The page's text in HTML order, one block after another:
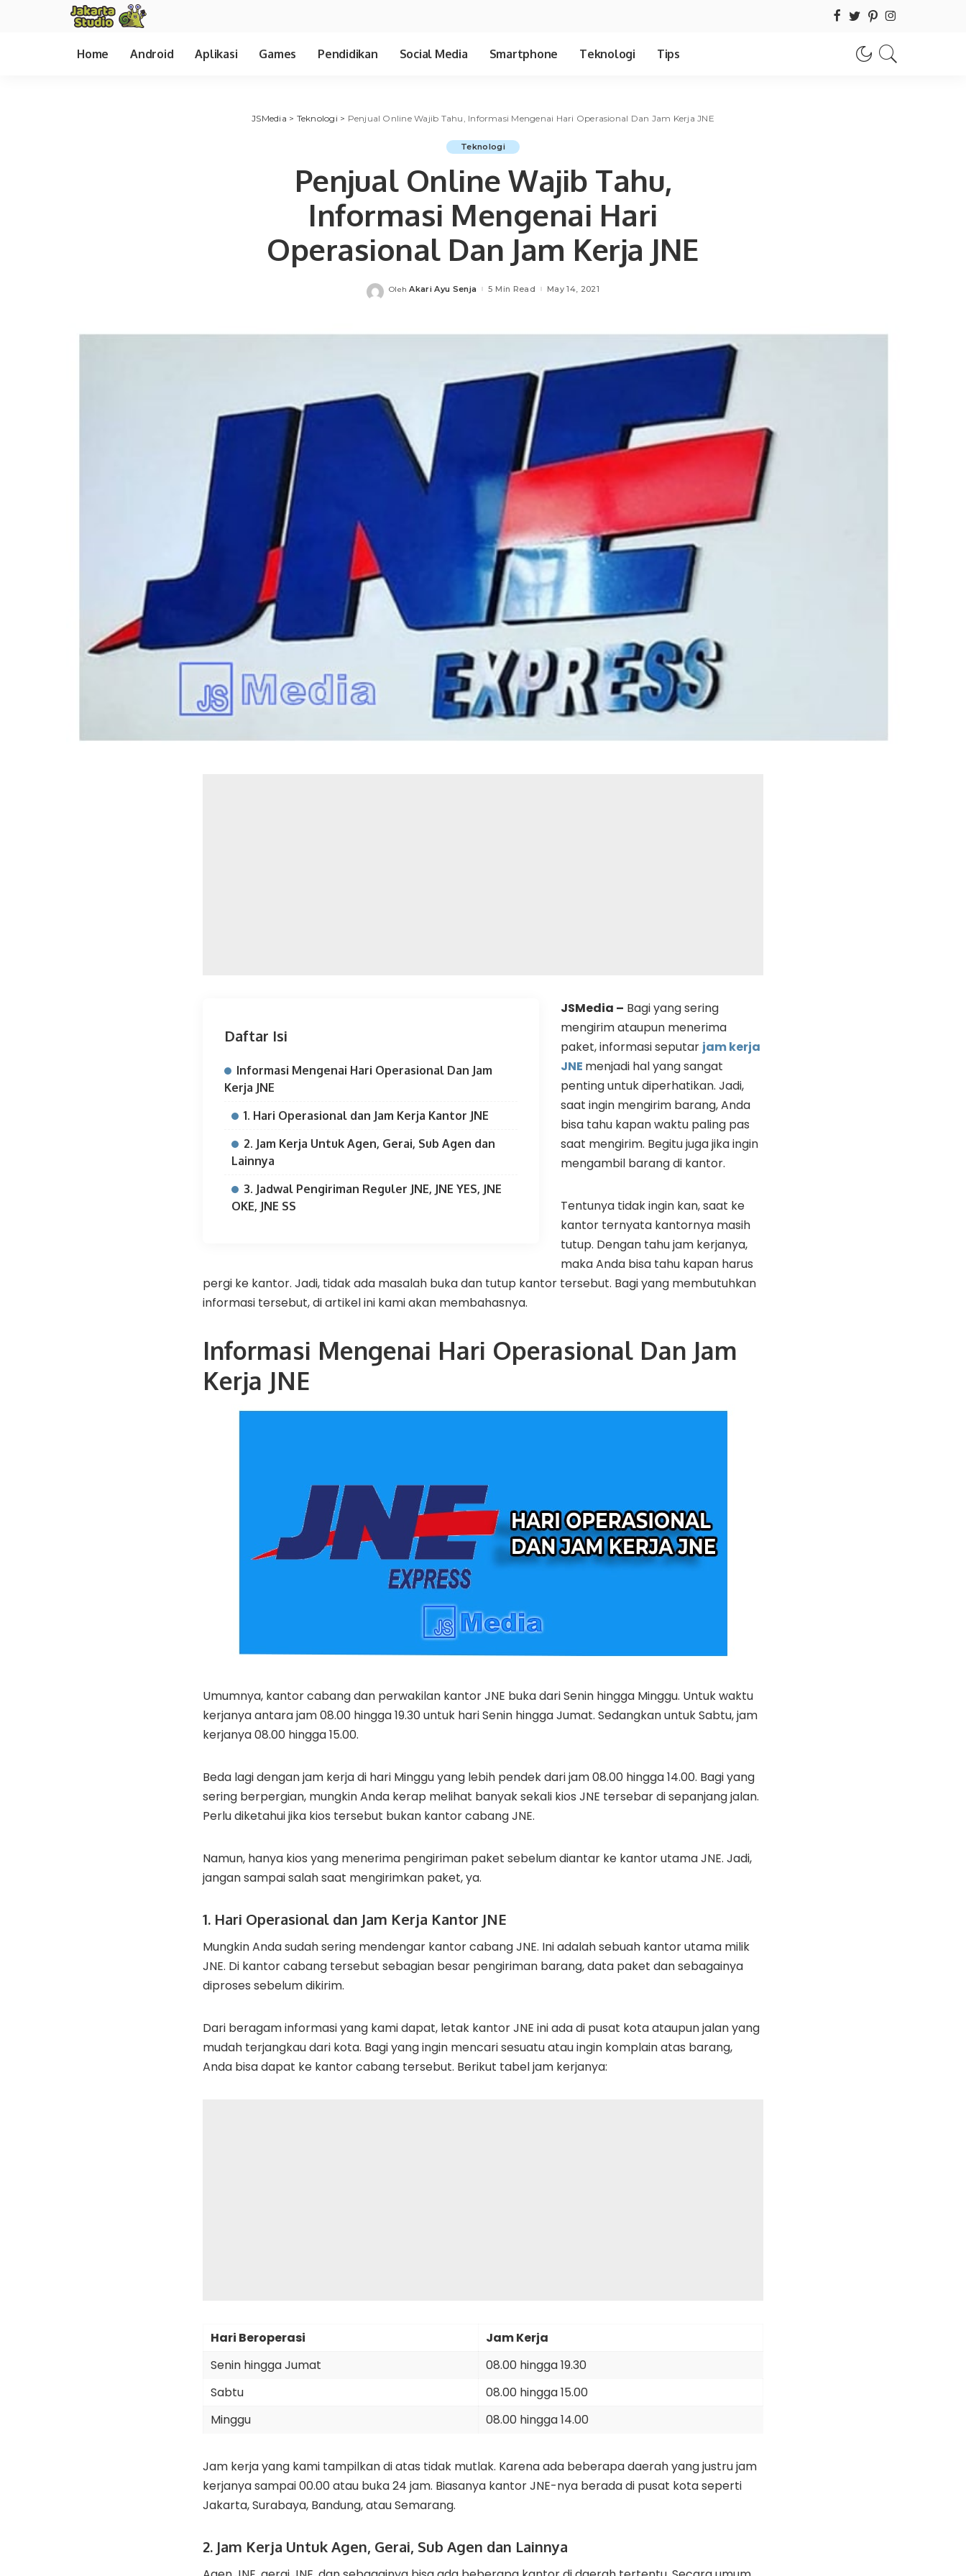
Home Android Aplikasi Games Pendidikan Social Media Smartphone Teknologi Tips
JSMedia > Teknologi > Penjual Online Wajib Tahu, Informasi Mengenai Hari Operasional Dan Jam Kerja JNE
Teknologi
Penjual Online Wajib Tahu,
Informasi Mengenai Hari
Operasional Dan Jam Kerja JNE
Posted
Oleh Akari Ayu Senja 5 Min Read May 14, 2021
Daftar Isi
Informasi Mengenai Hari Operasional Dan Jam
Kerja JNE
1. Hari Operasional dan Jam Kerja Kantor JNE
2. Jam Kerja Untuk Agen, Gerai, Sub Agen dan
Lainnya
3. Jadwal Pengiriman Reguler JNE, JNE YES, JNE
OKE, JNE SS
JSMedia – Bagi yang sering
mengirim ataupun menerima
paket, informasi seputar jam kerja
JNE menjadi hal yang sangat
penting untuk diperhatikan. Jadi,
saat ingin mengirim barang, Anda
bisa tahu kapan waktu paling pas
saat mengirim. Begitu juga jika ingin
mengambil barang di kantor.
Tentunya tidak ingin kan, saat ke
kantor ternyata kantornya masih
tutup. Dengan tahu jam kerjanya,
maka Anda bisa tahu kapan harus
pergi ke kantor. Jadi, tidak ada masalah buka dan tutup kantor tersebut. Bagi yang membutuhkan
informasi tersebut, di artikel ini kami akan membahasnya.
Informasi Mengenai Hari Operasional Dan Jam
Kerja JNE
Umumnya, kantor cabang dan perwakilan kantor JNE buka dari Senin hingga Minggu. Untuk waktu
kerjanya antara jam 08.00 hingga 19.30 untuk hari Senin hingga Jumat. Sedangkan untuk Sabtu, jam
kerjanya 08.00 hingga 15.00.
Beda lagi dengan jam kerja di hari Minggu yang lebih pendek dari jam 08.00 hingga 14.00. Bagi yang
sering berpergian, mungkin Anda kerap melihat banyak sekali kios JNE tersebar di sepanjang jalan.
Perlu diketahui jika kios tersebut bukan kantor cabang JNE.
Namun, hanya kios yang menerima pengiriman paket sebelum diantar ke kantor utama JNE. Jadi,
jangan sampai salah saat mengirimkan paket, ya.
1. Hari Operasional dan Jam Kerja Kantor JNE
Mungkin Anda sudah sering mendengar kantor cabang JNE. Ini adalah sebuah kantor utama milik
JNE. Di kantor cabang tersebut sebagian besar pengiriman barang, data paket dan sebagainya
diproses sebelum dikirim.
Dari beragam informasi yang kami dapat, letak kantor JNE ini ada di pusat kota ataupun jalan yang
mudah terjangkau dari kota. Bagi yang ingin mencari sesuatu atau ingin komplain atas barang,
Anda bisa dapat ke kantor cabang tersebut. Berikut tabel jam kerjanya:
Hari Beroperasi
Jam Kerja
Senin hingga Jumat
08.00 hingga 19.30
Sabtu
08.00 hingga 15.00
Minggu
08.00 hingga 14.00
Jam kerja yang kami tampilkan di atas tidak mutlak. Karena ada beberapa daerah yang justru jam
kerjanya sampai 00.00 atau buka 24 jam. Biasanya kantor JNE-nya berada di pusat kota seperti
Jakarta, Surabaya, Bandung, atau Semarang.
2. Jam Kerja Untuk Agen, Gerai, Sub Agen dan Lainnya